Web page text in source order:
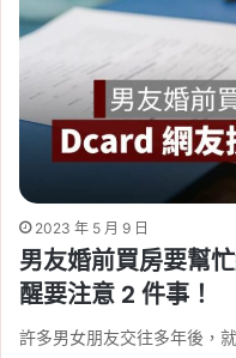
2023 年 5 月 9 日
男友婚前買房要幫
醒要注意 2 件事！
許多男女朋友交往多年後，